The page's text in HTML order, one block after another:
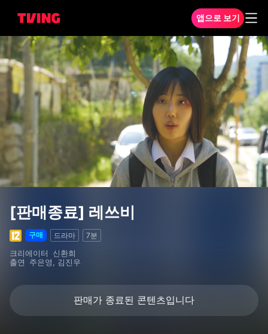
앱으로 보기
[판매종료] 레쓰비
[판매종료] 레쓰비
구매 드라마 7분
크리에이터
신환희
출연
주은영, 김진우
판매가 종료된 콘텐츠입니다